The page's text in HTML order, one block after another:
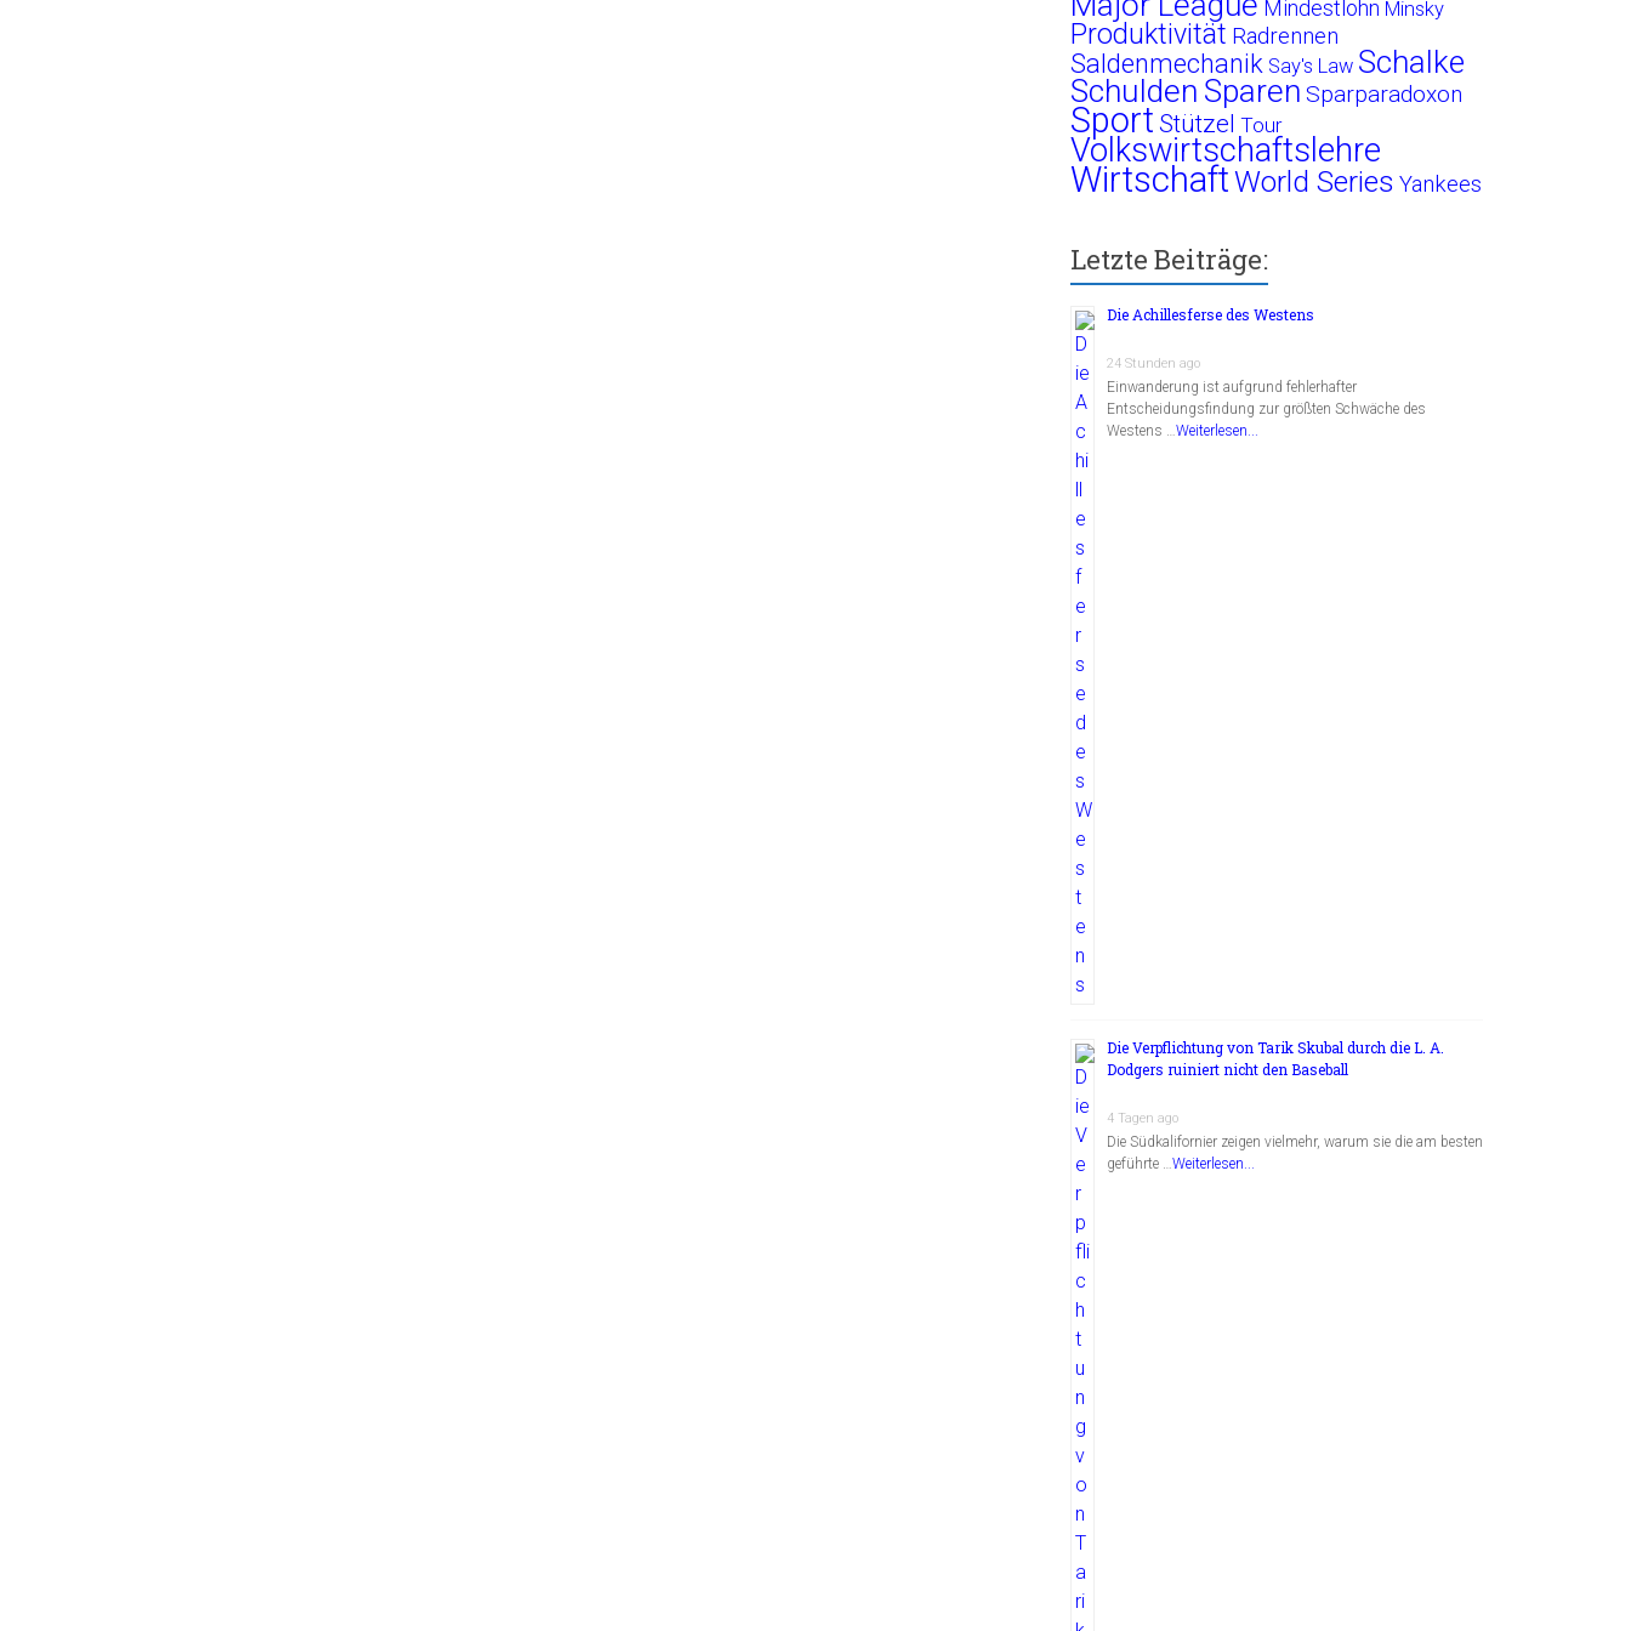
Mindestlohn Minsky
Produktivität Radrennen
Saldenmechanik Say's Law Schalke
Schulden Sparen Sparparadoxon
Sport Stützel Tour
Volkswirtschaftslehre
WirtschaftWorld Series Yankees
Letzte Beiträge:
Die Achillesferse des Westens
24 Stunden ago
Einwanderung ist aufgrund fehlerhafter
Entscheidungsfindung zur größten Schwäche des
Westens …Weiterlesen...
Die Verpflichtung von Tarik Skubal durch die L. A.
Dodgers ruiniert nicht den Baseball
4 Tagen ago
Die Südkalifornier zeigen vielmehr, warum sie die am besten
geführte …Weiterlesen...